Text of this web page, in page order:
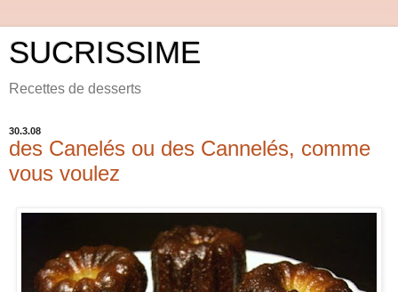
SUCRISSIME
Recettes de desserts
30.3.08
des Canelés ou des Cannelés, comme
vous voulez